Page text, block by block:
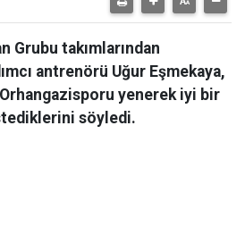
Grubu takımlarından
antrenörü Uğur Eşmekaya,
yenerek iyi bir
söyledi.